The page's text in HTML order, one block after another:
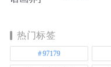
热门标签
97179